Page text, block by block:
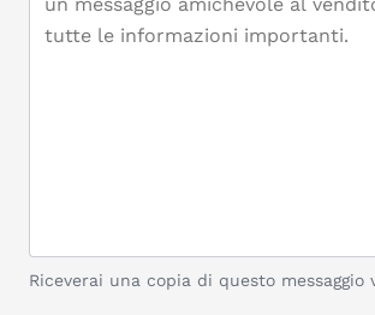
Riceverai una copia di questo messaggio